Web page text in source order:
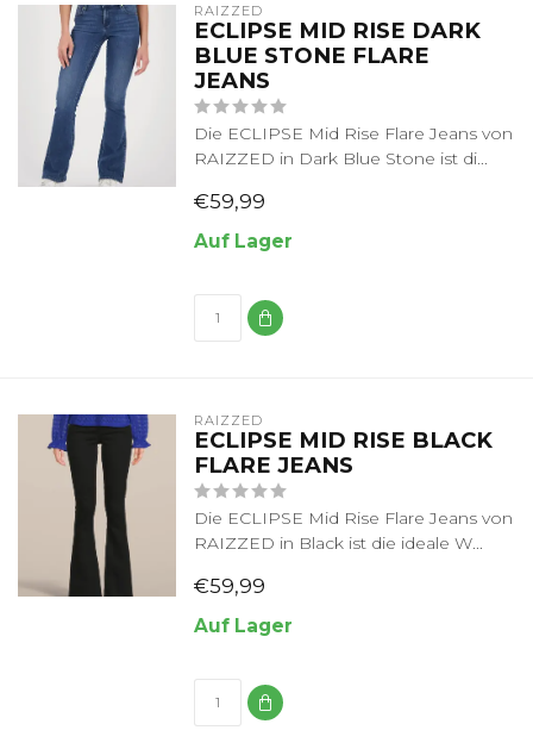
RAIZZED
ECLIPSE MID RISE DARK
BLUE STONE FLARE
JEANS
Die ECLIPSE Mid Rise Flare Jeans von
RAIZZED in Dark Blue Stone ist di...
€59,99
Auf Lager
RAIZZED
ECLIPSE MID RISE BLACK
FLARE JEANS
Die ECLIPSE Mid Rise Flare Jeans von
RAIZZED in Black ist die ideale W...
€59,99
Auf Lager